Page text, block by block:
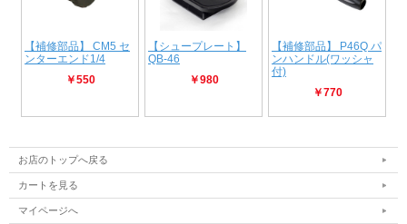
お店のトップへ戻る
カートを見る
マイページへ